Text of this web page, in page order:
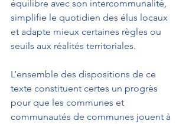
équilibre avec son intercommunalité,
simplifie le quotidien des élus locaux
et adapte mieux certaines règles ou
seuils aux réalités territoriales.
L’ensemble des dispositions de ce
texte constituent certes un progrès
pour que les communes et
communautés de communes jouent à